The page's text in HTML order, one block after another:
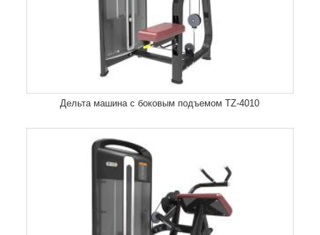
Дельта машина с боковым подъемом TZ-4010